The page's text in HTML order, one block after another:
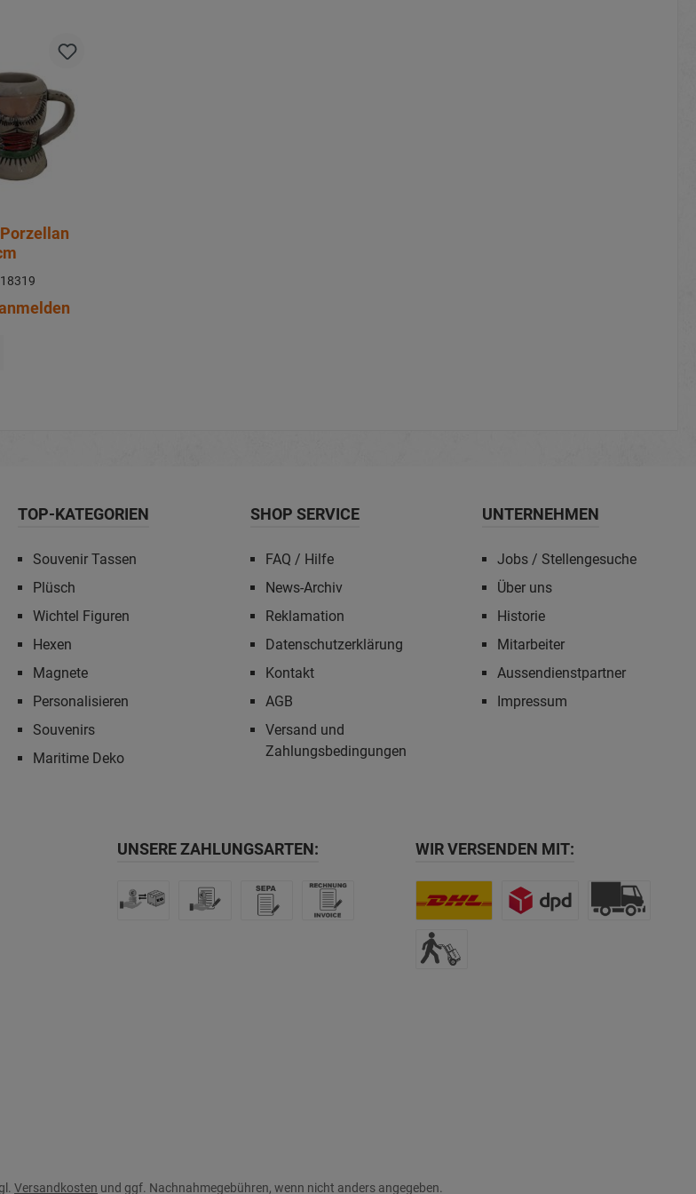
18319
TOP-KATEGORIEN
Souvenir Tassen
Plüsch
Wichtel Figuren
Hexen
Magnete
Personalisieren
Souvenirs
Maritime Deko
SHOP SERVICE
FAQ / Hilfe
News-Archiv
Reklamation
Datenschutzerklärung
Kontakt
AGB
Versand und
Zahlungsbedingungen
UNTERNEHMEN
Jobs / Stellengesuche
Über uns
Historie
Mitarbeiter
Aussendienstpartner
Impressum
UNSERE ZAHLUNGSARTEN: WIR VERSENDEN MIT:
Versandkosten und ggf. Nachnahmegebühren, wenn nicht anders angegeben.